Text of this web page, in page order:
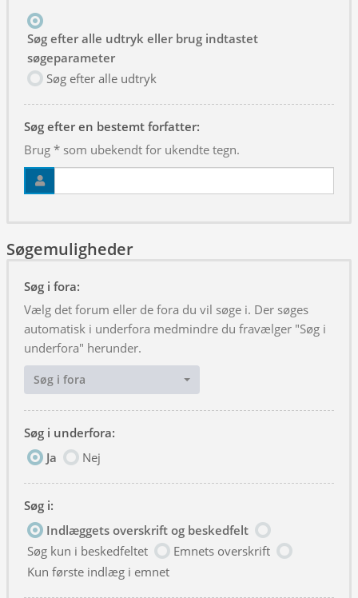
Søg efter alle udtryk eller brug indtastet
søgeparameter
Søg efter alle udtryk
Søg efter en bestemt forfatter:
Brug * som ubekendt for ukendte tegn.
Søgemuligheder
Søg i fora:
Vælg det forum eller de fora du vil søge i. Der søges
automatisk i underfora medmindre du fravælger "Søg i
underfora" herunder.
Søg i fora
Søg i underfora:
Ja
Nej
Søg i:
Indlæggets overskrift og beskedfelt
Søg kun i beskedfeltet
Emnets overskrift
Kun første indlæg i emnet